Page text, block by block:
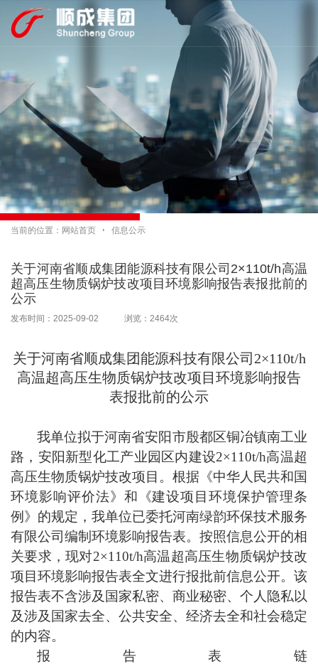
当前的位置： 网站首页  信息公示
关于河南省顺成集团能源科技有限公司2×110t/h高温
超高压生物质锅炉技改项目环境影响报告表报批前的
公示
发布时间：2025-09-02 浏览：2464次
关于河南省顺成集团能源科技有限公司 2×110t/h
高温超高压生物质锅炉技改项目 环境影响报告
表报批前的公示
我单位拟于河南省安阳市殷都区铜冶镇南工业
路，安阳新型化工产业园区内建设2×110t/h高温超
高压生物质锅炉技改项目 。根据《中华人民共和国
环境影响评价法》和《建设项目环境保护管理条
例》的规定，我单位已委托河南绿韵环保技术服务
有限公司编制环境影响报告表。按照信息公开的相
关要求，现对2×110t/h高温超高压生物质锅炉技改
项目 环境影响报告表全文进行报批前信息公开。该
报告表不含涉及国家私密、商业秘密、个人隐私以
及涉及国家去全、公共安全、经济去全和社会稳定
的内容。
报告表链